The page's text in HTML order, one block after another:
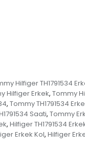
Hilfiger TH1791534
Hilfiger Erkek, Tommy
, Tommy TH1791534
Saati, Tommy
, Hilfiger TH1791534
Erkek Kol, Hilfiger